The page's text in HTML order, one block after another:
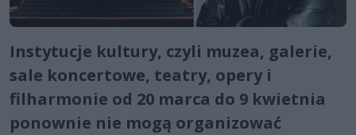
Instytucje kultury, czyli muzea, galerie,
sale koncertowe, teatry, opery i
filharmonie od 20 marca do 9 kwietnia
ponownie nie mogą organizować